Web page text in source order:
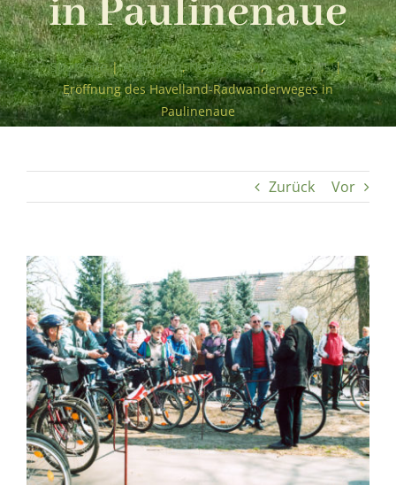
in Paulinenaue
Startseite | Allgemein,Neuigkeiten,Tourismus |
Eröffnung des Havelland-Radwanderweges in
Paulinenaue
Zurück Vor
Zeige
grösseres
Bild